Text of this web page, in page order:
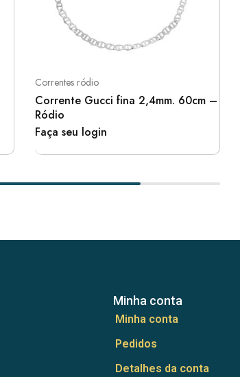
Correntes ródio
Corrente Gucci fina 2,4mm. 60cm –
Ródio
Faça seu login
Minha conta
Minha conta
Pedidos
Detalhes da conta